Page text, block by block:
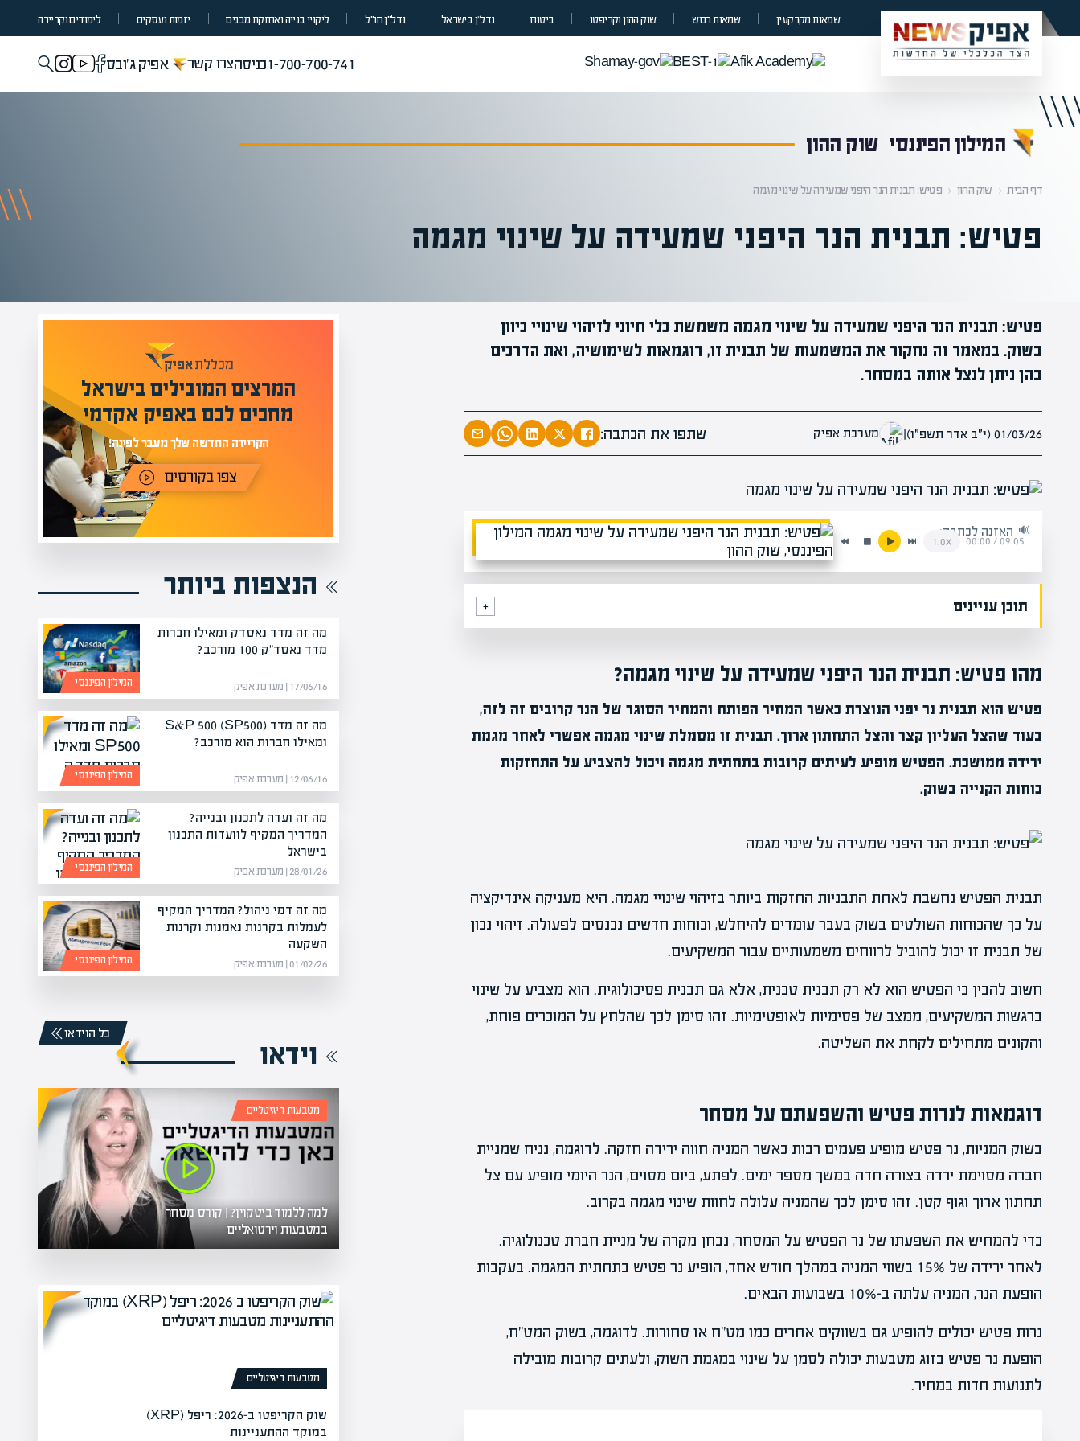
שמאות מקרקעין שמאות רכוש שוק ההון וקריפטו ביטוח נדל”ן בישראל נדל״ן חו״ל ליקויי בנייה ואחזקת מבנים יזמות ועסקים לימודים וקריירה
1-700-700-741כניסהצרו קשר אפיק ג'ובס
המילון הפיננסי שוק ההון
דף הבית ‹ שוק ההון ‹ פטיש: תבנית הנר היפני שמעידה על שינוי מגמה
פטיש: תבנית הנר היפני שמעידה על שינוי מגמה
פטיש: תבנית הנר היפני שמעידה על שינוי מגמה משמשת כלי חיוני לזיהוי שינויי כיוון
בשוק. במאמר זה נחקור את המשמעות של תבנית זו, דוגמאות לשימושיה, ואת הדרכים
בהן ניתן לנצל אותה במסחר.
01/03/26 (י״ב אדר תשפ״ו) | מערכת אפיק שתפו את הכתבה:
האזנה לכתבה:
09:05
/
00:00
1.0x
תוכן עניינים
מהו פטיש: תבנית הנר היפני שמעידה על שינוי מגמה?
פטיש הוא תבנית נר יפני הנוצרת כאשר המחיר הפותח והמחיר הסוגר של הנר קרובים זה לזה,
בעוד שהצל העליון קצר והצל התחתון ארוך. תבנית זו מסמלת שינוי מגמה אפשרי לאחר מגמת
ירידה ממושכת. הפטיש מופיע לעיתים קרובות בתחתית מגמה ויכול להצביע על התחזקות
כוחות הקנייה בשוק.
תבנית הפטיש נחשבת לאחת התבניות החזקות ביותר בזיהוי שינויי מגמה. היא מעניקה אינדיקציה
על כך שהכוחות השולטים בשוק בעבר עומדים להיחלש, וכוחות חדשים נכנסים לפעולה. זיהוי נכון
של תבנית זו יכול להוביל לרווחים משמעותיים עבור המשקיעים.
חשוב להבין כי הפטיש הוא לא רק תבנית טכנית, אלא גם תבנית פסיכולוגית. הוא מצביע על שינוי
ברגשות המשקיעים, ממצב של פסימיות לאופטימיות. זהו סימן לכך שהלחץ על המוכרים פוחת,
והקונים מתחילים לקחת את השליטה.
דוגמאות לנרות פטיש והשפעתם על מסחר
בשוק המניות, נר פטיש מופיע פעמים רבות כאשר המניה חווה ירידה חזקה. לדוגמה, נניח שמניית
חברה מסוימת ירדה בצורה חדה במשך מספר ימים. לפתע, ביום מסוים, הנר היומי מופיע עם צל
תחתון ארוך וגוף קטן. זהו סימן לכך שהמניה עלולה לחוות שינוי מגמה בקרוב.
כדי להמחיש את השפעתו של נר הפטיש על המסחר, נבחן מקרה של מניית חברת טכנולוגיה.
לאחר ירידה של 15% בשווי המניה במהלך חודש אחד, הופיע נר פטיש בתחתית המגמה. בעקבות
הופעת הנר, המניה עלתה ב-10% בשבועות הבאים.
נרות פטיש יכולים להופיע גם בשווקים אחרים כמו מט"ח או סחורות. לדוגמה, בשוק המט"ח,
הופעת נר פטיש בזוג מטבעות יכולה לסמן על שינוי במגמת השוק, ולעתים קרובות מובילה
לתנועות חדות במחיר.
מחכים לכם באתר
המרצים המובילים בישראל
מחכים לכם באפיק אקדמי
הקריירה החדשה שלך מעבר לפינה!
הנצפות ביותר
המילון הפיננסי
מה זה מדד נאסדק ומאילו חברות
מדד נאסד"ק 100 מורכב?
17/06/16 | מערכת אפיק
המילון הפיננסי
מה זה מדד S&P 500 (SP500)
ומאילו חברות הוא מורכב?
12/06/16 | מערכת אפיק
המילון הפיננסי
מה זה ועדה לתכנון ובנייה?
המדריך המקיף לוועדות התכנון
בישראל
28/01/26 | מערכת אפיק
המילון הפיננסי
מה זה דמי ניהול? המדריך המקיף
לעמלות בקרנות נאמנות וקרנות
השקעה
01/02/26 | מערכת אפיק
וידאו
כל הוידאו
מטבעות דיגיטליים
למה ללמוד ביטקוין? | קורס מסחר
במטבעות וירטואליים
מטבעות דיגיטליים
שוק הקריפטו ב-2026: ריפל (XRP)
במוקד ההתעניינות